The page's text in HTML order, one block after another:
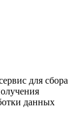
для сбора
данных